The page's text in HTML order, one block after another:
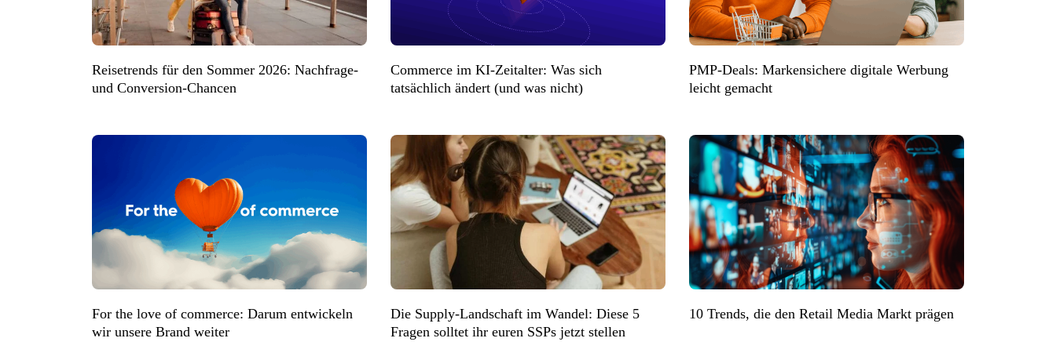
Reisetrends für den Sommer 2026: Nachfrage-
und Conversion-Chancen
Commerce im KI-Zeitalter: Was sich
tatsächlich ändert (und was nicht)
PMP-Deals: Markensichere digitale Werbung
leicht gemacht
For the love of commerce: Darum entwickeln
wir unsere Brand weiter
Die Supply-Landschaft im Wandel: Diese 5
Fragen solltet ihr euren SSPs jetzt stellen
10 Trends, die den Retail Media Markt prägen